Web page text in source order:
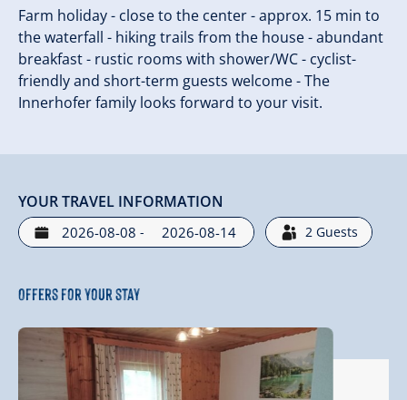
Farm holiday - close to the center - approx. 15 min to
the waterfall - hiking trails from the house - abundant
breakfast - rustic rooms with shower/WC - cyclist-
friendly and short-term guests welcome - The
Innerhofer family looks forward to your visit.
YOUR TRAVEL INFORMATION
- 2 Guests
Offers for your stay